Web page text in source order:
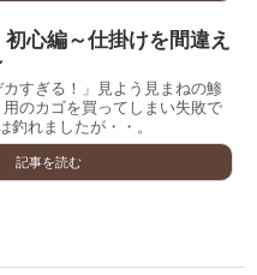
心編～仕掛けを間違え
カすぎる！」見よう見まねの鯵
のカゴを買ってしまい失敗で
釣れましたが・・。
記事を読む